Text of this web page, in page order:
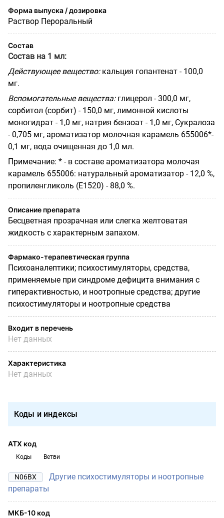
Форма выпуска / дозировка
Раствор Пероральный
Состав
Состав на 1 мл:
Действующее вещество:кальция гопантенат - 100,0
мг.
Вспомогательные вещества:глицерол - 300,0 мг,
сорбитол (сорбит) - 150,0 мг, лимонной кислоты
моногидрат - 1,0 мг, натрия бензоат - 1,0 мг, Сукралоза
- 0,705 мг, ароматизатор молочная карамель 655006*-
0,1 мг, вода очищенная до 1,0 мл.
Примечание: * - в составе ароматизатора молочая
карамель 655006: натуральный ароматизатор - 12,0 %,
пропиленгликоль (Е1520) - 88,0 %.
Описание препарата
Бесцветная прозрачная или слегка желтоватая
жидкость с характерным запахом.
Фармако-терапевтическая группа
Психоаналептики; психостимуляторы, средства,
применяемые при синдроме дефицита внимания с
гиперактивностью, и ноотропные средства; другие
психостимуляторы и ноотропные средства
Входит в перечень
Нет данных
Характеристика
Нет данных
Коды и индексы
АТХ код
Коды Ветви
N06BX
Другие психостимуляторы и ноотропные
препараты
МКБ-10 код